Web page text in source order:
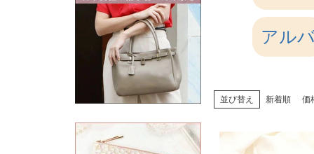
アル
並び替え 新着順 価